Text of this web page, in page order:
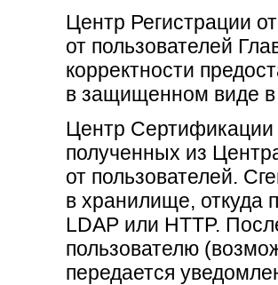
Центр Регистрации
от пользователей
корректности
в защищенном виде
Центр Сертификации
полученных из
от пользователей.
в хранилище, откуда
LDAP или HTTP.
пользователю
передается